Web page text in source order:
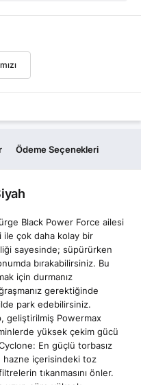
Ödeme Seçenekleri
Black Power Force ailesi
ile çok daha kolay bir
sayesinde; süpürürken
bırakabilirsiniz. Bu
için durmanız
gerektiğinde
park edebilirsiniz.
geliştirilmiş Powermax
yüksek çekim gücü
En güçlü torbasız
hazne içerisindeki toz
tıkanmasını önler.